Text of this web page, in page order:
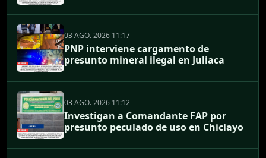
03 AGO. 2026 11:17
PNP interviene cargamento de
presunto mineral ilegal en Juliaca
03 AGO. 2026 11:12
Investigan a Comandante FAP por
presunto peculado de uso en Chiclayo